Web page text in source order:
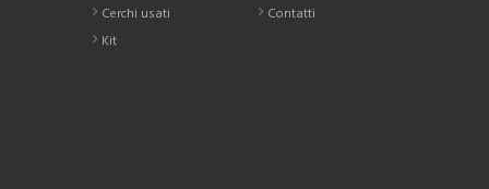
Cerchi usati
Kit
Contatti